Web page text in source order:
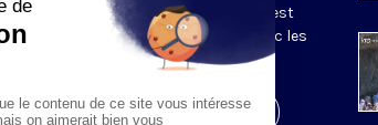
méditations des mystères du Rosaire est
proposée en communion de prière avec les
Visiter la page de l'émission